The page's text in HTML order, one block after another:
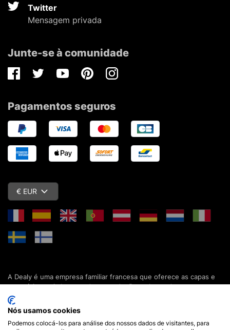
Twitter
Mensagem privada
Junte-se à comunidade
FacebookTwitterYoutubePinterestInstagram
Pagamentos seguros
€ EUR
A Dealy é uma empresa familiar francesa que oferece as capas e
acessórios mais baratos do mercado. Descubra todas as nossas
colecções de capas, estojos, protecções de ecrã e acessórios
para o seu smartphone, tablet, computador ou relógio conectado.
Desde 2012, apresentamos novidades todos os dias para lhe
oferecer ainda mais opções de escolha. Mais de 600.000 clientes
Nós usamos cookies
Podemos colocá-los para análise dos nossos dados de visitantes, para